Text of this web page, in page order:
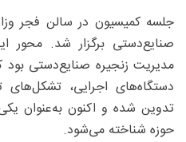
جلسه کمیسیون در سالن فجر
صنایع‌دستی برگزار شد.
مدیریت زنجیره صنایع‌دستی
دستگاه‌های اجرایی،
تدوین شده و اکنون به‌عنوان یکی
حوزه شناخته می‌شود.